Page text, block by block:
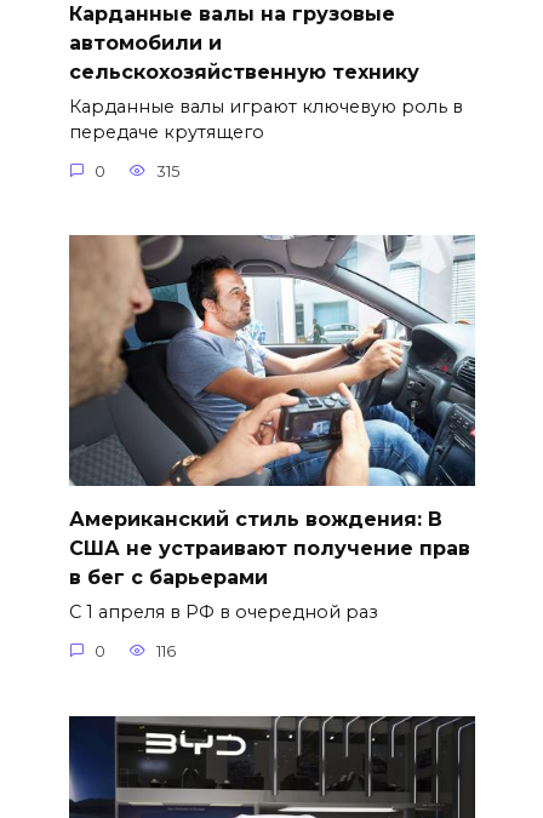
Карданные валы на грузовые
автомобили и
сельскохозяйственную технику
Карданные валы играют ключевую роль в
передаче крутящего
0 315
Американский стиль вождения: В
США не устраивают получение прав
в бег с барьерами
С 1 апреля в РФ в очередной раз
0 116